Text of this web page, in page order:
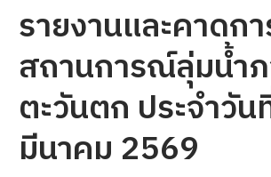
รายงานและคาดก
สถานการณ์ลุ่มน้ำ
ตะวันตก ประจำวัน
มีนาคม 2569